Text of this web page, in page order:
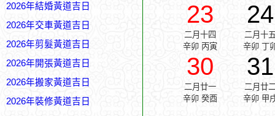
2026年結婚黃道吉日
2026年交車黃道吉日
2026年剪髮黃道吉日
2026年開張黃道吉日
2026年搬家黃道吉日
2026年裝修黃道吉日
23
二月十四
辛卯 丙寅
24
二月十
辛卯 丁
30
二月廿一
辛卯 癸酉
31
二月廿
辛卯 甲